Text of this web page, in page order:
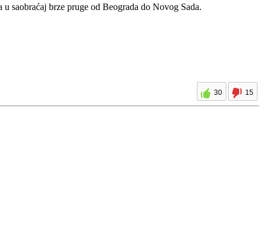
saobraćaj brze pruge od Beograda do Novog Sada.
30 15